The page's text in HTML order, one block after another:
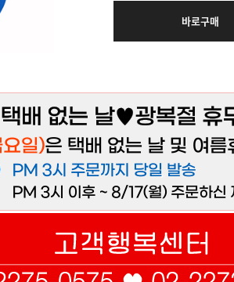
바로구매